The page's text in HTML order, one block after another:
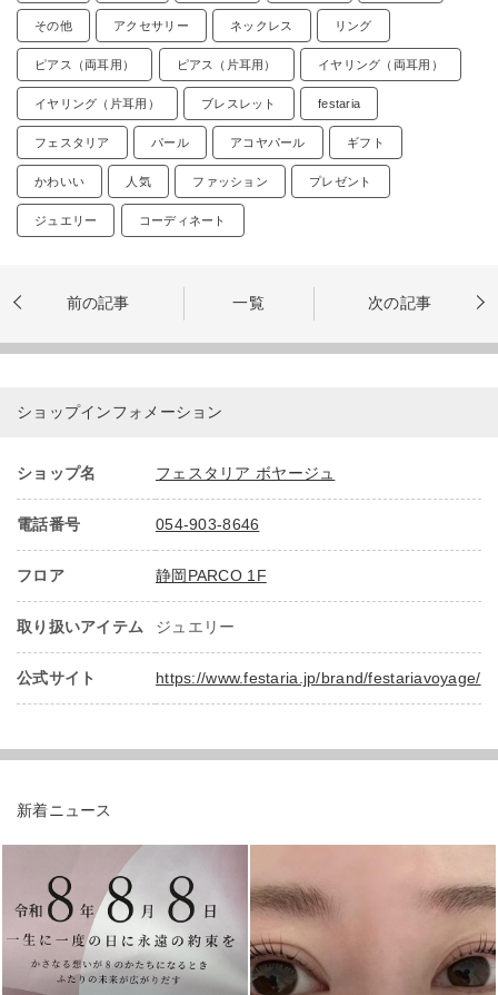
その他 アクセサリー ネックレス リング
ピアス（両耳用） ピアス（片耳用） イヤリング（両耳用）
イヤリング（片耳用） ブレスレット festaria
フェスタリア パール アコヤパール ギフト
かわいい 人気 ファッション プレゼント
ジュエリー コーディネート
前の記事 一覧 次の記事
ショップインフォメーション
ショップ名 フェスタリア ボヤージュ
電話番号 054-903-8646
フロア 静岡PARCO 1F
取り扱いアイテム ジュエリー
公式サイト https://www.festaria.jp/brand/festariavoyage/
新着ニュース